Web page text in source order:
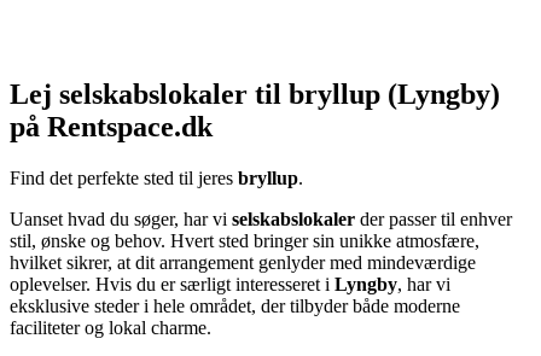
Lej selskabslokaler til bryllup (Lyngby)
på Rentspace.dk
Find det perfekte sted til jeres bryllup.
Uanset hvad du søger, har vi selskabslokaler der passer til enhver
stil, ønske og behov. Hvert sted bringer sin unikke atmosfære,
hvilket sikrer, at dit arrangement genlyder med mindeværdige
oplevelser. Hvis du er særligt interesseret i Lyngby, har vi
eksklusive steder i hele området, der tilbyder både moderne
faciliteter og lokal charme.